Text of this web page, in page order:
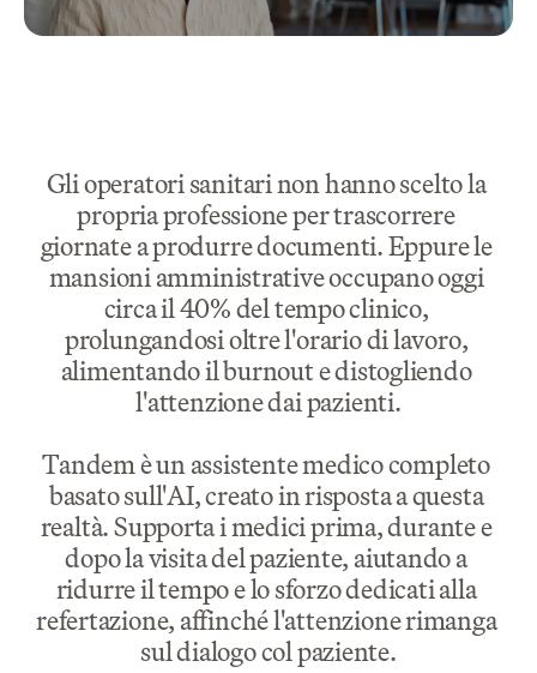
Gli operatori sanitari non hanno scelto la
propria professione per trascorrere
giornate a produrre documenti. Eppure le
mansioni amministrative occupano oggi
circa il 40% del tempo clinico,
prolungandosi oltre l'orario di lavoro,
alimentando il burnout e distogliendo
l'attenzione dai pazienti.
Tandem è un assistente medico completo
basato sull'AI, creato in risposta a questa
realtà. Supporta i medici prima, durante e
dopo la visita del paziente, aiutando a
ridurre il tempo e lo sforzo dedicati alla
refertazione, affinché l'attenzione rimanga
sul dialogo col paziente.